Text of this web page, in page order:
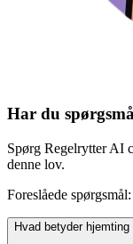
Har du
Spørg Regelrytter AI
denne lov.
Foreslåede spørgsmål:
Hvad betyder